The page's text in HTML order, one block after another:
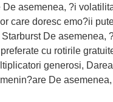
asemenea, ?i
care doresc emo?ii
De asemenea,
cu rotirile
generosi,
De